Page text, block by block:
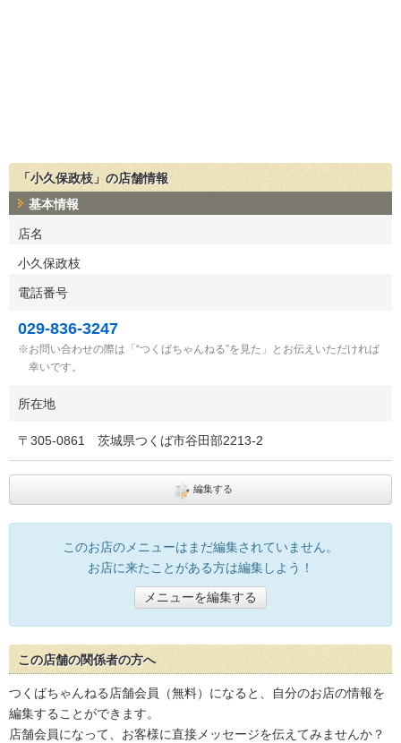
「小久保政枝」の店舗情報
基本情報
店名
小久保政枝
電話番号
029-836-3247
お問い合わせの際は「“つくばちゃんねる”を見た」とお伝えいただければ
幸いです。
所在地
〒 305-0861 茨城県つくば市谷田部2213-2
編集する
このお店のメニューはまだ編集されていません。
お店に来たことがある方は編集しよう！
メニューを編集する
この店舗の関係者の方へ
つくばちゃんねる店舗会員（無料）になると、自分のお店の情報を
編集することができます。
店舗会員になって、お客様に直接メッセージを伝えてみませんか？